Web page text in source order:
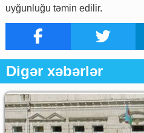
uyğunluğu təmin edilir.
Digər xəbərlər